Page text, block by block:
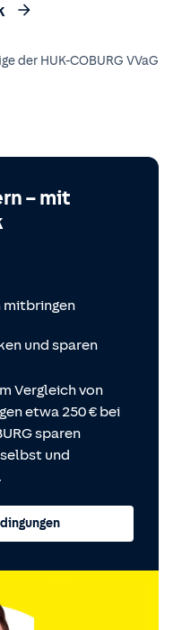
der HUK-COBURG VVaG
– mit
mitbringen
und sparen
Vergleich von
etwa 250 € bei
sparen
und